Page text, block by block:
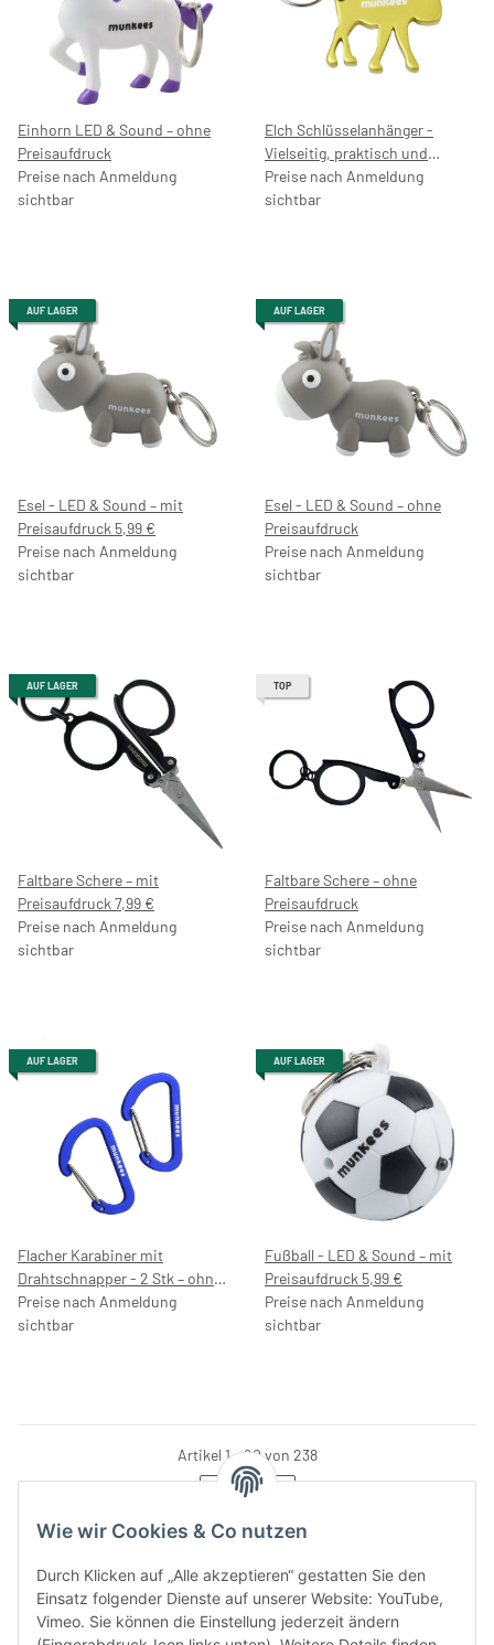
Wie wir Cookies & Co nutzen
Durch Klicken auf „Alle akzeptieren“ gestatten Sie den
Einsatz folgender Dienste auf unserer Website: YouTube,
Vimeo. Sie können die Einstellung jederzeit ändern
Einhorn LED & Sound – ohne
Preisaufdruck
Preise nach Anmeldung
sichtbar
Elch Schlüsselanhänger -
Vielseitig, praktisch und
stylisch – mit Preisaufdruck
4,99 €
Preise nach Anmeldung
sichtbar
AUF LAGER
Esel - LED & Sound – mit
Preisaufdruck 5,99 €
Preise nach Anmeldung
sichtbar
AUF LAGER
Esel - LED & Sound – ohne
Preisaufdruck
Preise nach Anmeldung
sichtbar
AUF LAGER
Faltbare Schere – mit
Preisaufdruck 7,99 €
Preise nach Anmeldung
sichtbar
TOP
Faltbare Schere – ohne
Preisaufdruck
Preise nach Anmeldung
sichtbar
AUF LAGER
Flacher Karabiner mit
Drahtschnapper - 2 Stk – ohne
Preisaufdruck
Preise nach Anmeldung
sichtbar
AUF LAGER
Fußball - LED & Sound – mit
Preisaufdruck 5,99 €
Preise nach Anmeldung
sichtbar
Artikel 1 - 20 von 238
Seite1
Kategorien